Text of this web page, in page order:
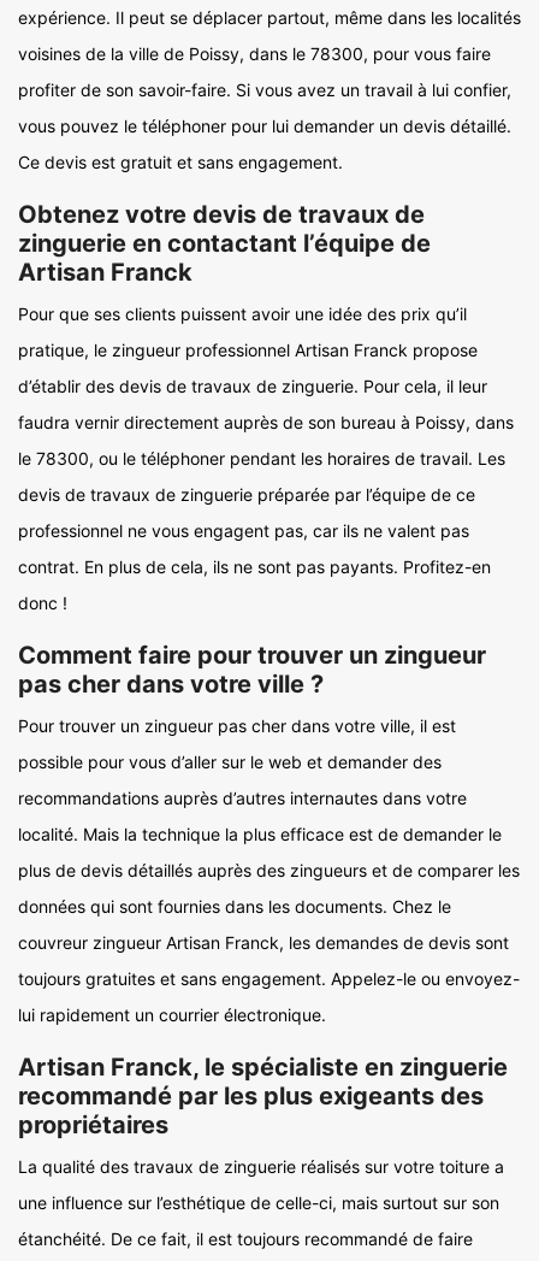
expérience. Il peut se déplacer partout, même dans les localités
voisines de la ville de Poissy, dans le 78300, pour vous faire
profiter de son savoir-faire. Si vous avez un travail à lui confier,
vous pouvez le téléphoner pour lui demander un devis détaillé.
Ce devis est gratuit et sans engagement.
Obtenez votre devis de travaux de
zinguerie en contactant l’équipe de
Artisan Franck
Pour que ses clients puissent avoir une idée des prix qu’il
pratique, le zingueur professionnel Artisan Franck propose
d’établir des devis de travaux de zinguerie. Pour cela, il leur
faudra vernir directement auprès de son bureau à Poissy, dans
le 78300, ou le téléphoner pendant les horaires de travail. Les
devis de travaux de zinguerie préparée par l’équipe de ce
professionnel ne vous engagent pas, car ils ne valent pas
contrat. En plus de cela, ils ne sont pas payants. Profitez-en
donc !
Comment faire pour trouver un zingueur
pas cher dans votre ville ?
Pour trouver un zingueur pas cher dans votre ville, il est
possible pour vous d’aller sur le web et demander des
recommandations auprès d’autres internautes dans votre
localité. Mais la technique la plus efficace est de demander le
plus de devis détaillés auprès des zingueurs et de comparer les
données qui sont fournies dans les documents. Chez le
couvreur zingueur Artisan Franck, les demandes de devis sont
toujours gratuites et sans engagement. Appelez-le ou envoyez-
lui rapidement un courrier électronique.
Artisan Franck, le spécialiste en zinguerie
recommandé par les plus exigeants des
propriétaires
La qualité des travaux de zinguerie réalisés sur votre toiture a
une influence sur l’esthétique de celle-ci, mais surtout sur son
étanchéité. De ce fait, il est toujours recommandé de faire